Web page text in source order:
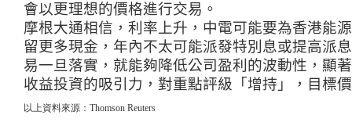
會以更理想的價格進行交易。
摩根大通相信，利率上升，中電可能要為香港能
留更多現金，年內不太可能派發特別息或提高派息
易一旦落實，就能夠降低公司盈利的波動性，顯
收益投資的吸引力 ， 對重點評級「增持」 ， 目標價
以上資料來源：Thomson Reuters